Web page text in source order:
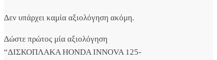
Δεν υπάρχει καμία αξιολόγηση ακόμη.
Δώστε πρώτος μία αξιολόγηση
“ΔΙΣΚΟΠΛΑΚΑ HONDA INNOVA 125-